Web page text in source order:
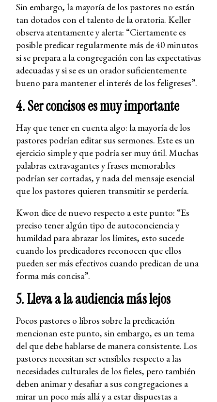
Sin embargo, la mayoría de los pastores no están
tan dotados con el talento de la oratoria. Keller
observa atentamente y alerta: “Ciertamente es
posible predicar regularmente más de 40 minutos
si se prepara a la congregación con las expectativas
adecuadas y si se es un orador suficientemente
bueno para mantener el interés de los feligreses”.
4. Ser concisos es muy importante
Hay que tener en cuenta algo: la mayoría de los
pastores podrían editar sus sermones. Este es un
ejercicio simple y que podría ser muy útil. Muchas
palabras extravagantes y frases memorables
podrían ser cortadas, y nada del mensaje esencial
que los pastores quieren transmitir se perdería.
Kwon dice de nuevo respecto a este punto: “Es
preciso tener algún tipo de autoconciencia y
humildad para abrazar los límites, esto sucede
cuando los predicadores reconocen que ellos
pueden ser más efectivos cuando predican de una
forma más concisa”.
5. Lleva a la audiencia más lejos
Pocos pastores o libros sobre la predicación
mencionan este punto, sin embargo, es un tema
del que debe hablarse de manera consistente. Los
pastores necesitan ser sensibles respecto a las
necesidades culturales de los fieles, pero también
deben animar y desafiar a sus congregaciones a
mirar un poco más allá y a estar dispuestas a